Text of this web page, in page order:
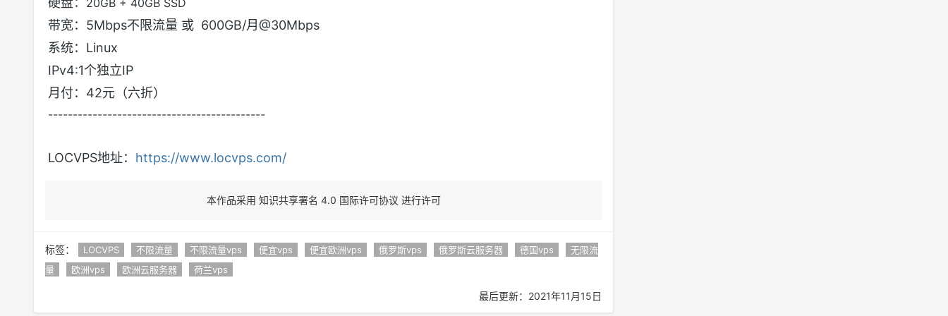
20GB + 40GB SSD
带宽：5Mbps不限流量 或 600GB/月@30Mbps
系统：Linux
IPv4:1个独立IP
月付：42元（六折）
--------------------------------------------
LOCVPS地址： https://www.locvps.com/
本作品采用 知识共享署名 4.0 国际许可协议 进行许可
标签： LOCVPS 不限流量 不限流量vps 便宜vps 便宜欧洲vps 俄罗斯vps 俄罗斯云服务器 德国vps
无限流
量
欧洲vps 欧洲云服务器 荷兰vps
最后更新：2021年11月15日